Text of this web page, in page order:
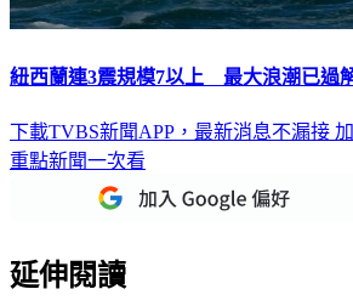
紐西蘭連3震規模7以上 最大浪潮已過
下載TVBS新聞APP，最新消息不漏接
重點新聞一次看
延伸閱讀